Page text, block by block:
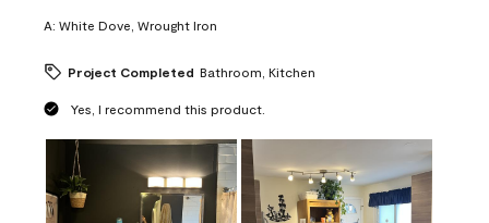
A: White Dove, Wrought Iron
Project Completed Bathroom, Kitchen
Yes, I recommend this product.